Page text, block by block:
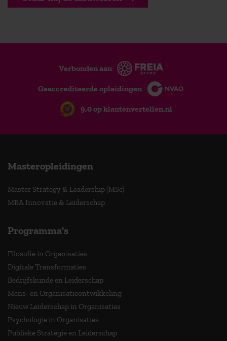
Verbonden aan
Geaccrediteerde opleidingen
9,0 op klantenvertellen.nl
Masteropleidingen
Master Strategy & Leadership (MSc)
MBA Innovatie & Leiderschap
Programma's
Filosofie in Organisaties
Digitale Transformaties
Bedrijfskunde en Leiderschap
Mens- en Organisatieontwikkeling
Nieuw Leiderschap in Organisaties
Psychologie in Organisaties
Publieke Strategie en Leiderschap